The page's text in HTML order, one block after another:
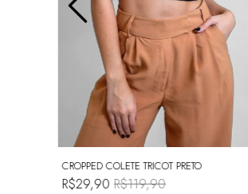
CROPPED COLETE TRICOT PRETO
R$29,90 R$119,90